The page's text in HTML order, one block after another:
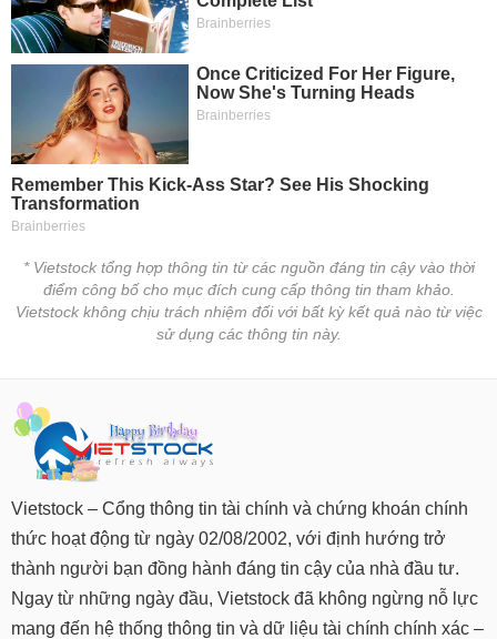
* Vietstock tổng hợp thông tin từ các nguồn đáng tin cậy vào thời
điểm công bố cho mục đích cung cấp thông tin tham khảo.
Vietstock không chịu trách nhiệm đối với bất kỳ kết quả nào từ việc
sử dụng các thông tin này.
Vietstock – Cổng thông tin tài chính và chứng khoán chính
thức hoạt động từ ngày 02/08/2002, với định hướng trở
thành người bạn đồng hành đáng tin cậy của nhà đầu tư.
Ngay từ những ngày đầu, Vietstock đã không ngừng nỗ lực
mang đến hệ thống thông tin và dữ liệu tài chính chính xác –
chính